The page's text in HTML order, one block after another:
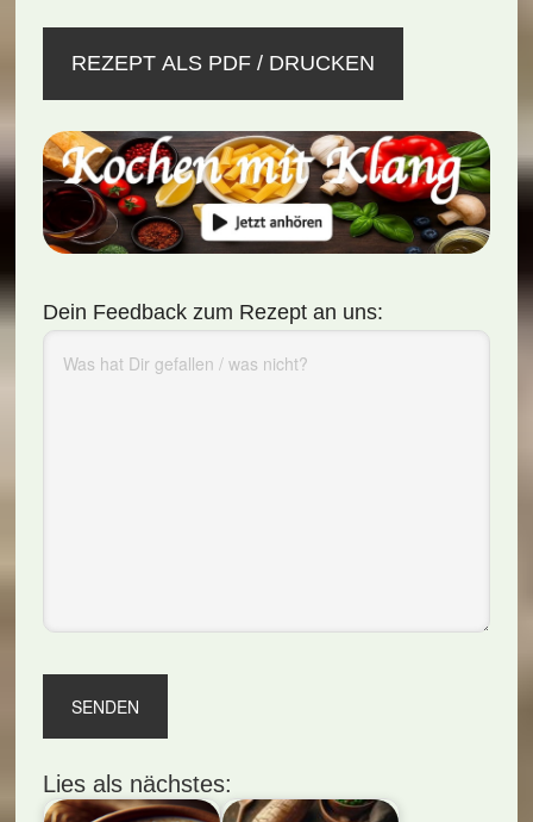
REZEPT ALS PDF / DRUCKEN
Dein Feedback zum Rezept an uns:
Lies als nächstes: